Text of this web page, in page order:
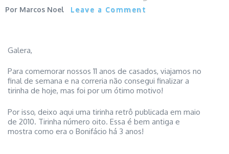
Marcos Noel Leave a Comment
Galera,
Para comemorar nossos 11 anos de casados, viajamos no
final de semana e na correria não consegui finalizar a
tirinha de hoje, mas foi por um ótimo motivo!
Por isso, deixo aqui uma tirinha retrô publicada em maio
de 2010. Tirinha número oito. Essa é bem antiga e
mostra como era o Bonifácio há 3 anos!